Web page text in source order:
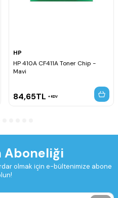
HP
HP 410A CF411A Toner Chip -
Mavi
84,65TL KDV
Aboneliği
olmak için e-bültenimize abone